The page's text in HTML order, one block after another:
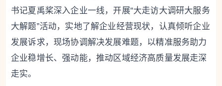
书记夏禹桨深入企业一线，开展“大走访大调研大服务
大解题”活动，实地了解企业经营现状，认真倾听企业
发展诉求，现场协调解决发展难题，以精准服务助力
企业稳增长、强动能，推动区域经济高质量发展走深
走实。